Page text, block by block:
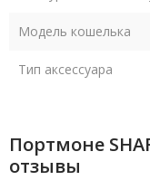
Модель кошелька
Тип аксессуара
Портмоне
отзывы